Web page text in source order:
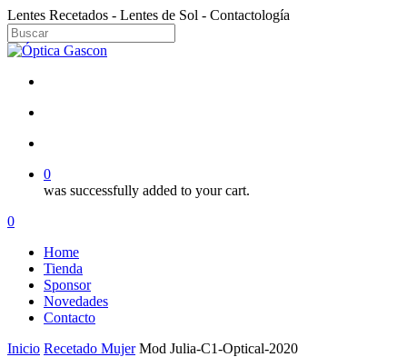
Skip
to
main
content
Lentes Recetados - Lentes de Sol - Contactología
Close
0
was successfully added to your cart.
Menu
search
account
0
Home
Tienda
Sponsor
Novedades
Contacto
Inicio Recetado Mujer Mod Julia-C1-Optical-2020